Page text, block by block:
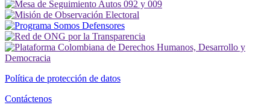
Política de protección de datos
Contáctenos